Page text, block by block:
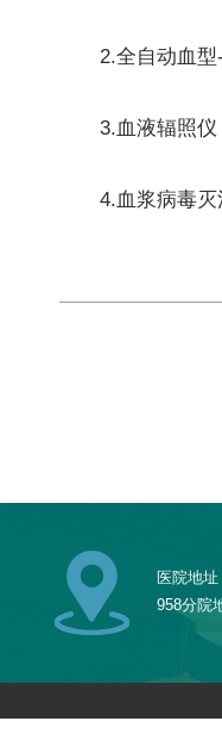
2.全自动血
3.血液辐照仪
4.血浆病毒灭
医院地
958分院